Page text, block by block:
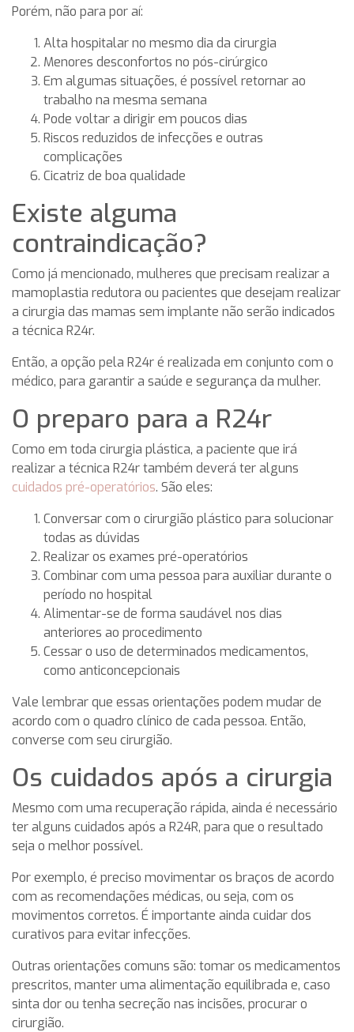
Porém, não para por aí:
Alta hospitalar no mesmo dia da cirurgia
Menores desconfortos no pós-cirúrgico
Em algumas situações, é possível retornar ao
trabalho na mesma semana
Pode voltar a dirigir em poucos dias
Riscos reduzidos de infecções e outras
complicações
Cicatriz de boa qualidade
Existe alguma
contraindicação?
Como já mencionado, mulheres que precisam realizar a
mamoplastia redutora ou pacientes que desejam realizar
a cirurgia das mamas sem implante não serão indicados
a técnica R24r.
Então, a opção pela R24r é realizada em conjunto com o
médico, para garantir a saúde e segurança da mulher.
O preparo para a R24r
Como em toda cirurgia plástica, a paciente que irá
realizar a técnica R24r também deverá ter alguns
cuidados pré-operatórios. São eles:
Conversar com o cirurgião plástico para solucionar
todas as dúvidas
Realizar os exames pré-operatórios
Combinar com uma pessoa para auxiliar durante o
período no hospital
Alimentar-se de forma saudável nos dias
anteriores ao procedimento
Cessar o uso de determinados medicamentos,
como anticoncepcionais
Vale lembrar que essas orientações podem mudar de
acordo com o quadro clínico de cada pessoa. Então,
converse com seu cirurgião.
Os cuidados após a cirurgia
Mesmo com uma recuperação rápida, ainda é necessário
ter alguns cuidados após a R24R, para que o resultado
seja o melhor possível.
Por exemplo, é preciso movimentar os braços de acordo
com as recomendações médicas, ou seja, com os
movimentos corretos. É importante ainda cuidar dos
curativos para evitar infecções.
Outras orientações comuns são: tomar os medicamentos
prescritos, manter uma alimentação equilibrada e, caso
sinta dor ou tenha secreção nas incisões, procurar o
cirurgião.